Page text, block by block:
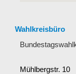
Wahlkreisbüro
Mühlbergstr. 10